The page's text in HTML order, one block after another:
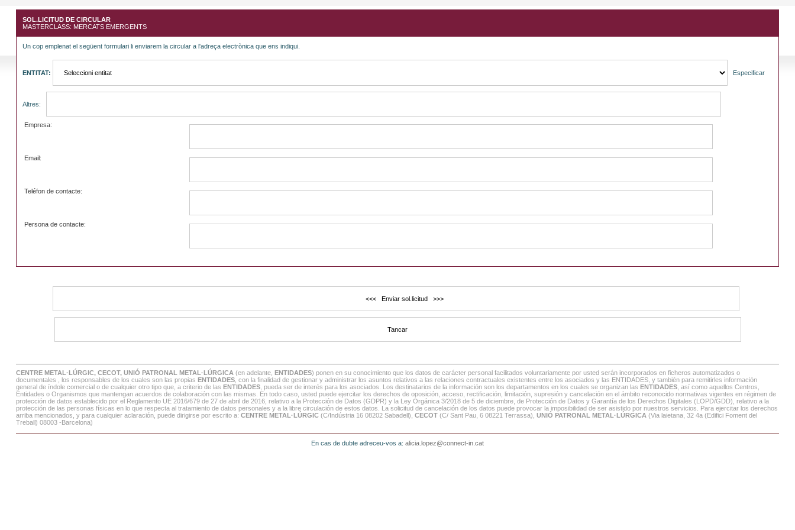
SOL.LICITUD DE CIRCULAR
MASTERCLASS: MERCATS EMERGENTS
Un cop emplenat el següent formulari li enviarem la circular a l'adreça electrònica que ens indiqui.
ENTITAT: Especificar
Altres:
Empresa:
Email:
Teléfon de contacte:
Persona de contacte:
CENTRE METAL·LÚRGIC, CECOT, UNIÓ PATRONAL METAL·LÚRGICA (en adelante, ENTIDADES) ponen en su conocimiento que los datos de carácter personal facilitados voluntariamente por usted serán incorporados en ficheros automatizados o
documentales , los responsables de los cuales son las propias ENTIDADES , con la finalidad de gestionar y administrar los asuntos relativos a las relaciones contractuales existentes entre los asociados y las ENTIDADES, y también para remitirles información
general de índole comercial o de cualquier otro tipo que, a criterio de las ENTIDADES , pueda ser de interés para los asociados. Los destinatarios de la información son los departamentos en los cuales se organizan las ENTIDADES , así como aquellos Centros,
Entidades o Organismos que mantengan acuerdos de colaboración con las mismas. En todo caso, usted puede ejercitar los derechos de oposición, acceso, rectificación, limitación, supresión y cancelación en el ámbito reconocido normativas vigentes en régimen de
protección de datos establecido por el Reglamento UE 2016/679 de 27 de abril de 2016, relativo a la Protección de Datos (GDPR) y la Ley Orgánica 3/2018 de 5 de diciembre, de Protección de Datos y Garantía de los Derechos Digitales (LOPD/GDD), relativo a la
protección de las personas físicas en lo que respecta al tratamiento de datos personales y a la libre circulación de estos datos. La solicitud de cancelación de los datos puede provocar la imposibilidad de ser asistido por nuestros servicios. Para ejercitar los derechos
arriba mencionados, y para cualquier aclaración, puede dirigirse por escrito a: CENTRE METAL·LÚRGIC (C/Indústria 16 08202 Sabadell), CECOT (C/ Sant Pau, 6 08221 Terrassa), UNIÓ PATRONAL METAL·LÚRGICA (Via laietana, 32 4a (Edifici Foment del
Treball) 08003 -Barcelona)
En cas de dubte adreceu-vos a: alicia.lopez@connect-in.cat